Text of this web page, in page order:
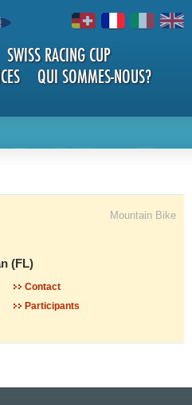
SWISS RACING CUP
QUI SOMMES-NOUS?
Mountain Bike
(FL)
Contact
Participants